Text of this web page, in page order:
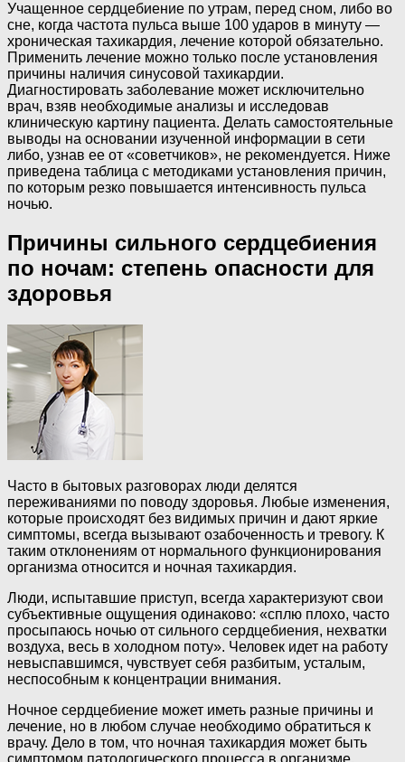
Учащенное сердцебиение по утрам, перед сном, либо во
сне, когда частота пульса выше 100 ударов в минуту —
хроническая тахикардия, лечение которой обязательно.
Применить лечение можно только после установления
причины наличия синусовой тахикардии.
Диагностировать заболевание может исключительно
врач, взяв необходимые анализы и исследовав
клиническую картину пациента. Делать самостоятельные
выводы на основании изученной информации в сети
либо, узнав ее от «советчиков», не рекомендуется. Ниже
приведена таблица с методиками установления причин,
по которым резко повышается интенсивность пульса
ночью.
Причины сильного сердцебиения
по ночам: степень опасности для
здоровья
Часто в бытовых разговорах люди делятся
переживаниями по поводу здоровья. Любые изменения,
которые происходят без видимых причин и дают яркие
симптомы, всегда вызывают озабоченность и тревогу. К
таким отклонениям от нормального функционирования
организма относится и ночная тахикардия.
Люди, испытавшие приступ, всегда характеризуют свои
субъективные ощущения одинаково: «сплю плохо, часто
просыпаюсь ночью от сильного сердцебиения, нехватки
воздуха, весь в холодном поту». Человек идет на работу
невыспавшимся, чувствует себя разбитым, усталым,
неспособным к концентрации внимания.
Ночное сердцебиение может иметь разные причины и
лечение, но в любом случае необходимо обратиться к
врачу. Дело в том, что ночная тахикардия может быть
симптомом патологического процесса в организме,